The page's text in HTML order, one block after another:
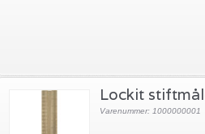
Lockit
Varenummer: 1000000001